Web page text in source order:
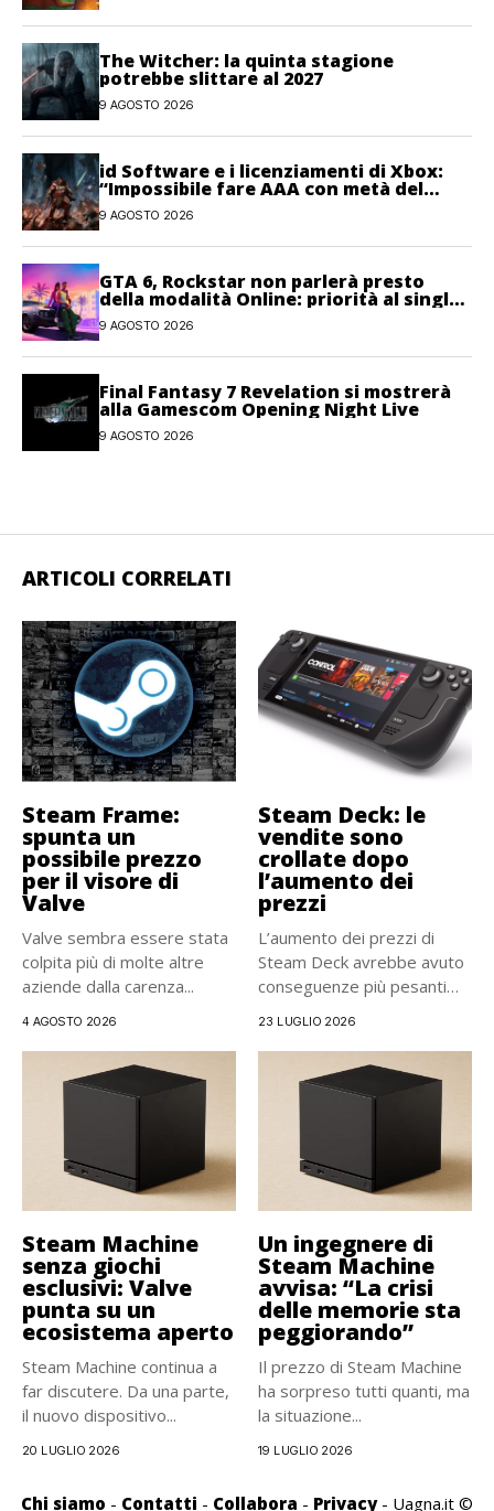
The Witcher: la quinta stagione
potrebbe slittare al 2027
9 AGOSTO 2026
id Software e i licenziamenti di Xbox:
“Impossibile fare AAA con metà del
personale”
9 AGOSTO 2026
GTA 6, Rockstar non parlerà presto
della modalità Online: priorità al single-
player
9 AGOSTO 2026
Final Fantasy 7 Revelation si mostrerà
alla Gamescom Opening Night Live
9 AGOSTO 2026
ARTICOLI CORRELATI
Steam Frame:
spunta un
possibile prezzo
per il visore di
Valve
Valve sembra essere stata
colpita più di molte altre
aziende dalla carenza...
4 AGOSTO 2026
Steam Deck: le
vendite sono
crollate dopo
l’aumento dei
prezzi
L’aumento dei prezzi di
Steam Deck avrebbe avuto
conseguenze più pesanti
23 LUGLIO 2026
Steam Machine
senza giochi
esclusivi: Valve
punta su un
ecosistema aperto
Steam Machine continua a
far discutere. Da una parte,
il nuovo dispositivo...
20 LUGLIO 2026
Un ingegnere di
Steam Machine
avvisa: “La crisi
delle memorie sta
peggiorando”
Il prezzo di Steam Machine
ha sorpreso tutti quanti, ma
la situazione...
19 LUGLIO 2026
Chi siamo - Contatti - Collabora - Privacy- Uagna.it ©